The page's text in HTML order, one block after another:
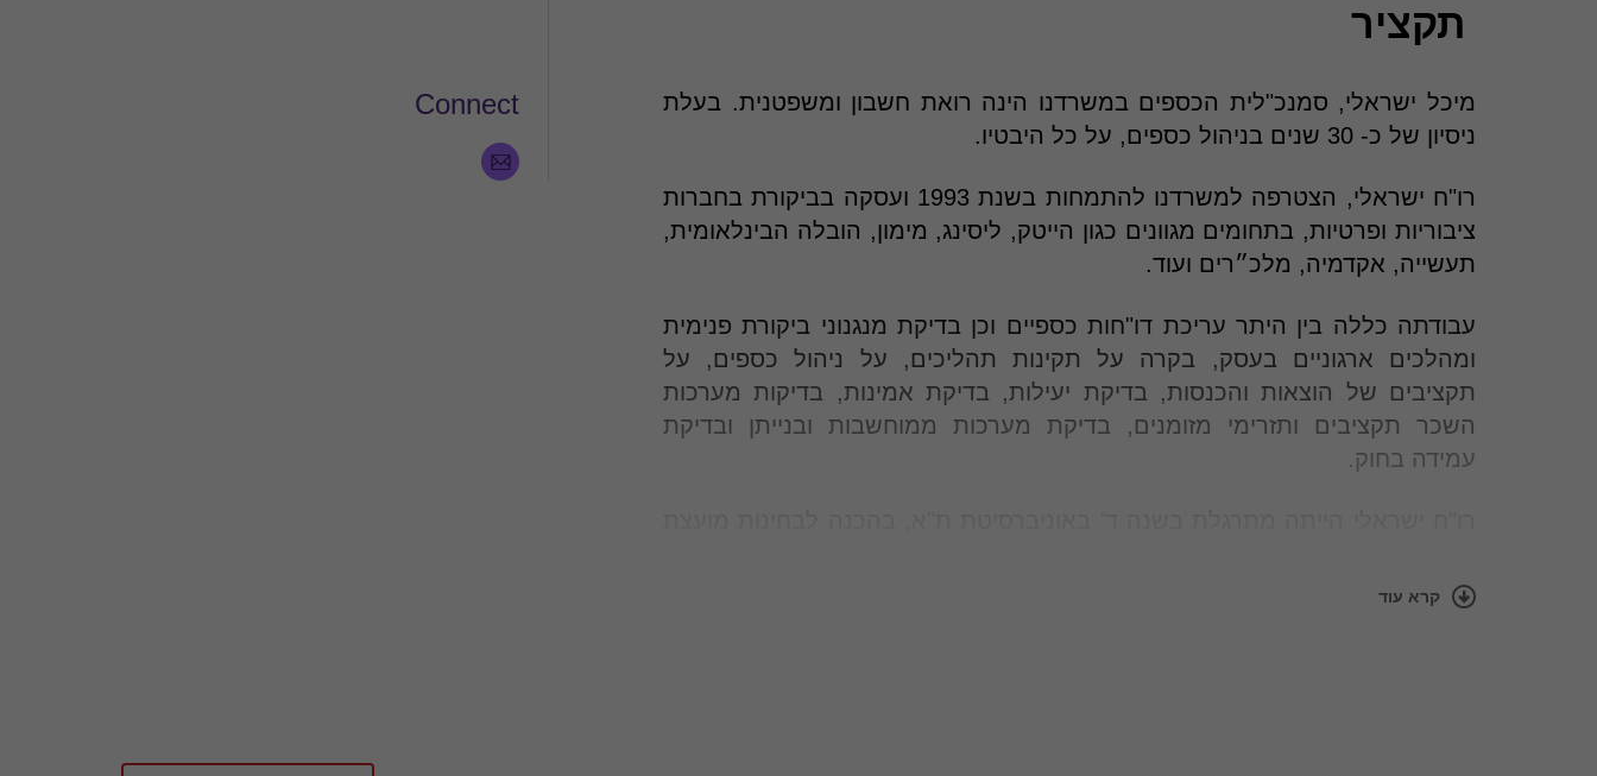
תקציר
מיכל ישראלי, סמנכ"לית הכספים במשרדנו הינה רואת חשבון ומשפטנית. בעלת
ניסיון של כ- 30 שנים בניהול כספים, על כל היבטיו.
רו"ח ישראלי, הצטרפה למשרדנו להתמחות בשנת 1993 ועסקה בביקורת בחברות
ציבוריות ופרטיות, בתחומים מגוונים כגון הייטק, ליסינג, מימון, הובלה הבינלאומית,
תעשייה, אקדמיה, מלכ״רים ועוד.
עבודתה כללה בין היתר עריכת דו"חות כספיים וכן בדיקת מנגנוני ביקורת פנימית
ומהלכים ארגוניים בעסק, בקרה על תקינות תהליכים, על ניהול כספים, על
תקציבים של הוצאות והכנסות, בדיקת יעילות, בדיקת אמינות, בדיקות מערכות
השכר תקציבים ותזרימי מזומנים, בדיקת מערכות ממוחשבות ובנייתן ובדיקת
עמידה בחוק.
בחברה גדולה בתחום השילוח הבינלאומי.
קרא עוד
Connect